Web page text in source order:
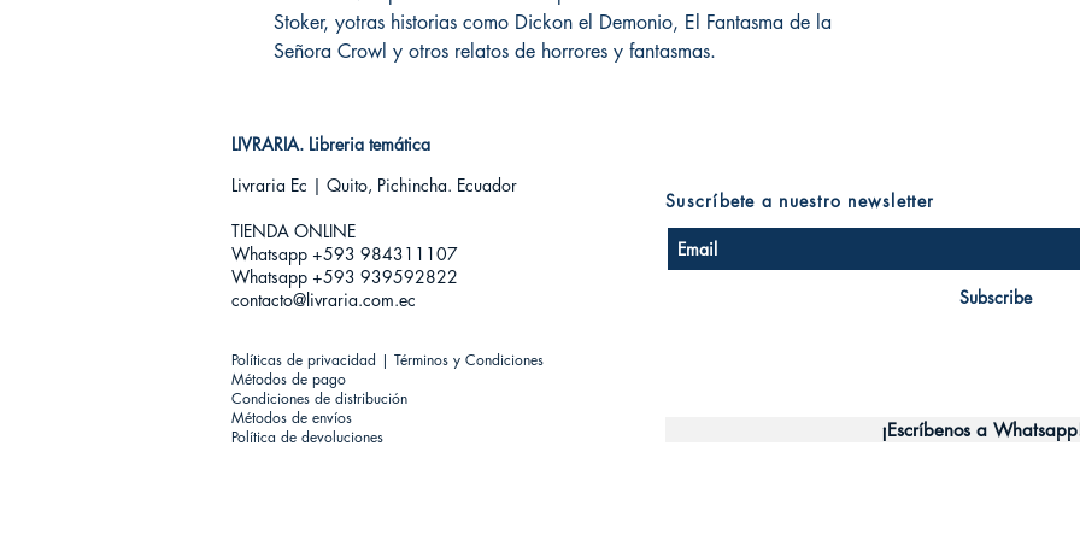
Stoker, yotras historias como Dickon el Demonio, El Fantasma de la
Señora Crowl y otros relatos de horrores y fantasmas.
LIVRARIA. Libreria temática
Livraria Ec | Quito, Pichincha. Ecuador
TIENDA ONLINE​
Whatsapp +593 984311107
Whatsapp +593 939592822
contacto@livraria.com.ec
Políticas de privacidad | Términos y Condiciones
Métodos de pago
Condiciones de distribución
Métodos de envíos
Política de devoluciones
Subscribe
Suscríbete a nuestro newsletter
¡Escríbenos a